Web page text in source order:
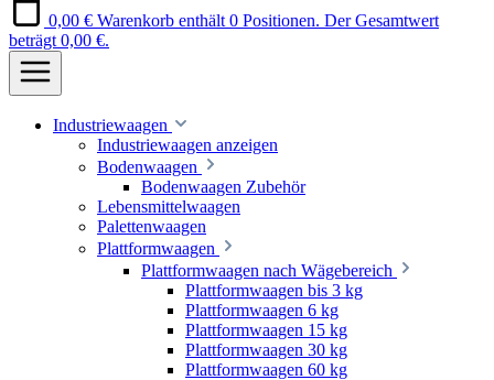
0,00 € Warenkorb enthält 0 Positionen. Der Gesamtwert
beträgt 0,00 €.
Industriewaagen
Industriewaagen anzeigen
Bodenwaagen
Bodenwaagen Zubehör
Lebensmittelwaagen
Palettenwaagen
Plattformwaagen
Plattformwaagen nach Wägebereich
Plattformwaagen bis 3 kg
Plattformwaagen 6 kg
Plattformwaagen 15 kg
Plattformwaagen 30 kg
Plattformwaagen 60 kg